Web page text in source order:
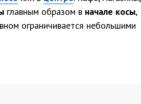
главным образом в начале косы,
ограничивается небольшими